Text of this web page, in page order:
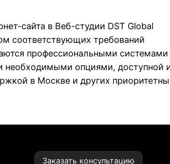
сайта в Веб-студии DST Global
соответствующих требований
профессиональными системами
опциями, доступной
в Москве и других
Заказать консультацию